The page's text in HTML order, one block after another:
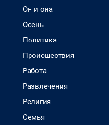
Он и она
Осень
Политика
Происшествия
Работа
Развлечения
Религия
Семья